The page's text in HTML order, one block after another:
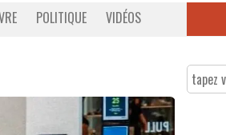
POLITIQUE VIDÉOS